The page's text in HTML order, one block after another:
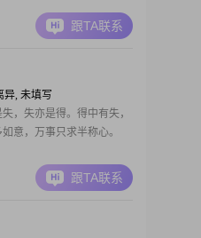
跟TA联系
异, 未填写
，失亦是得。得中有失，
意，万事只求半称心。
跟TA联系